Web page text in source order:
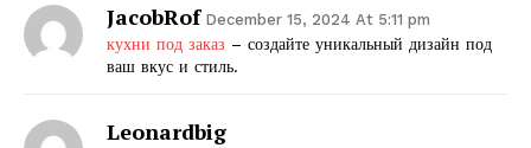
JacobRof December 15, 2024 At 5:11 pm
кухни под заказ – создайте уникальный дизайн под
ваш вкус и стиль.
Leonardbig